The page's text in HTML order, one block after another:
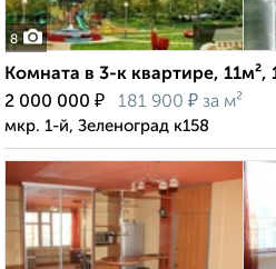
8
Комната в 3-к квартире, 11м²,
2 000 000 ₽ 181 900 ₽ за м²
мкр. 1-й, Зеленоград к158